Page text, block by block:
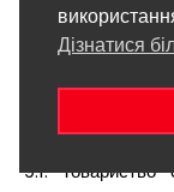
(функціоналом)
9.1.
Дізнатися